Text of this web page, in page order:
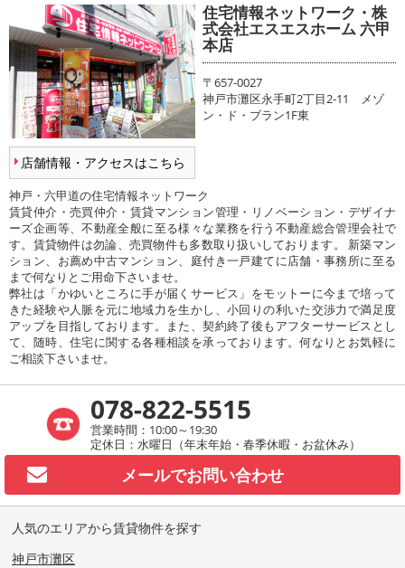
店舗情報・アクセスはこちら
住宅情報ネットワーク・株
式会社エスエスホーム 六甲
本店
〒657-0027
神戸市灘区永手町2丁目2-11 メゾ
ン・ド・ブラン1F東
神戸・六甲道の住宅情報ネットワーク
賃貸仲介・売買仲介・賃貸マンション管理・リノベーション・デザイナ
ーズ企画等、不動産全般に至る様々な業務を行う不動産総合管理会社で
す。賃貸物件は勿論、売買物件も多数取り扱いしております。 新築マン
ション、お薦め中古マンション、庭付き一戸建てに店舗・事務所に至る
まで何なりとご用命下さいませ。
弊社は「かゆいところに手が届くサービス」をモットーに今まで培って
きた経験や人脈を元に地域力を生かし、小回りの利いた交渉力で満足度
アップを目指しております。また、契約終了後もアフターサービスとし
て、随時、住宅に関する各種相談を承っております。何なりとお気軽に
ご相談下さいませ。
078-822-5515
営業時間：10:00～19:30
定休日：水曜日（年末年始・春季休暇・お盆休み）
メールでお問い合わせ
人気のエリアから賃貸物件を探す
神戸市灘区